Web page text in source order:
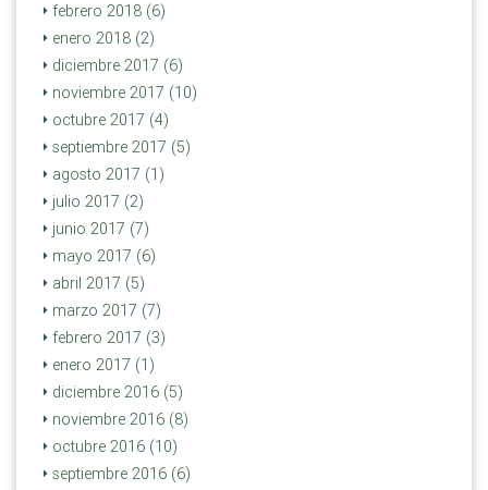
febrero 2018 (6)
enero 2018 (2)
diciembre 2017 (6)
noviembre 2017 (10)
octubre 2017 (4)
septiembre 2017 (5)
agosto 2017 (1)
julio 2017 (2)
junio 2017 (7)
mayo 2017 (6)
abril 2017 (5)
marzo 2017 (7)
febrero 2017 (3)
enero 2017 (1)
diciembre 2016 (5)
noviembre 2016 (8)
octubre 2016 (10)
septiembre 2016 (6)